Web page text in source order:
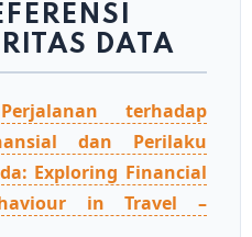
DATA
terhadap
dan Perilaku
Exploring Financial
in Travel –